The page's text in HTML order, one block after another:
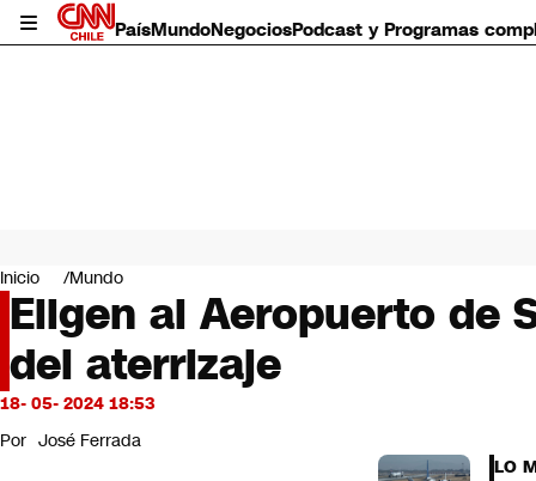
PaísMundoNegociosPodcast y Programas
Mundo
Negocios
Deportes
Programas completos
Cultura
Servicios
Bits
CNN Data
Inicio Mundo
Eligen al Aeropuerto de
del aterrizaje
18- 05- 2024 18:53
Por José Ferrada
LO